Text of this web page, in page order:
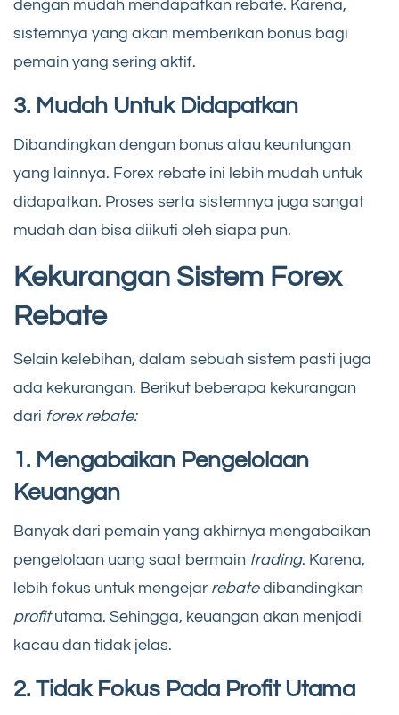
dengan mudah mendapatkan rebate. Karena,
sistemnya yang akan memberikan bonus bagi
pemain yang sering aktif.
3. Mudah Untuk Didapatkan
Dibandingkan dengan bonus atau keuntungan
yang lainnya. Forex rebate ini lebih mudah untuk
didapatkan. Proses serta sistemnya juga sangat
mudah dan bisa diikuti oleh siapa pun.
Kekurangan Sistem Forex
Rebate
Selain kelebihan, dalam sebuah sistem pasti juga
ada kekurangan. Berikut beberapa kekurangan
dari forex rebate:
1. Mengabaikan Pengelolaan
Keuangan
Banyak dari pemain yang akhirnya mengabaikan
pengelolaan uang saat bermain trading. Karena,
lebih fokus untuk mengejar rebatedibandingkan
profitutama. Sehingga, keuangan akan menjadi
kacau dan tidak jelas.
2. Tidak Fokus Pada Profit Utama